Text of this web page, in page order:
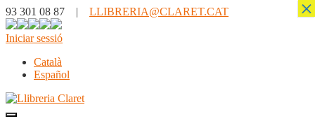
93 301 08 87 | LLIBRERIA@CLARET.CAT
Iniciar sessió
Català
Español
×